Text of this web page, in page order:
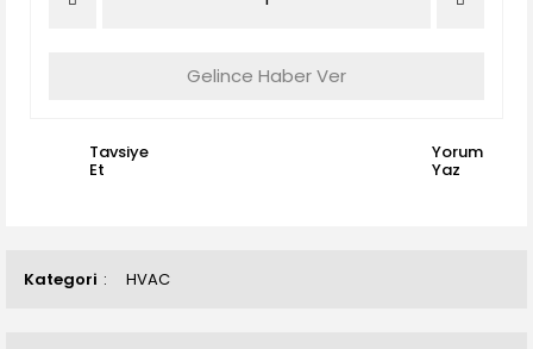
Kategori HVAC
Gelince Haber Ver
Tavsiye
Et
Yorum
Yaz